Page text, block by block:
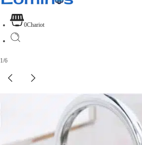
0Chariot
1/6